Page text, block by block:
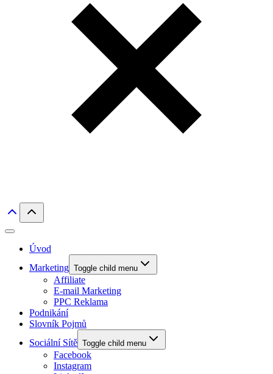
Úvod
Marketing Toggle child menu
Affiliate
E-mail Marketing
PPC Reklama
Podnikání
Slovník Pojmů
Sociální Sítě Toggle child menu
Facebook
Instagram